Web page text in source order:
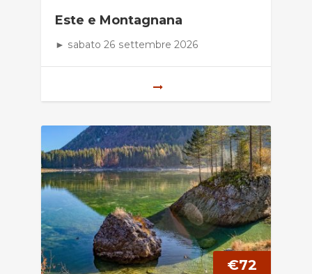
Este e Montagnana
► sabato 26 settembre 2026
€72